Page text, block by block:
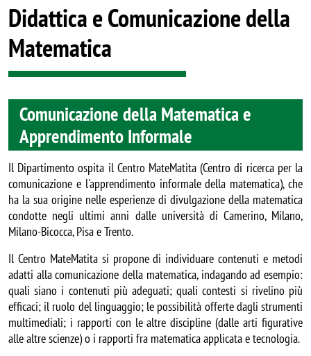
Didattica e Comunicazione della
Matematica
Comunicazione della Matematica e
Apprendimento Informale
Il Dipartimento ospita il Centro MateMatita (Centro di ricerca per la
comunicazione e l'apprendimento informale della matematica), che
ha la sua origine nelle esperienze di divulgazione della matematica
condotte negli ultimi anni dalle università di Camerino, Milano,
Milano-Bicocca, Pisa e Trento.
Il Centro MateMatita si propone di individuare contenuti e metodi
adatti alla comunicazione della matematica, indagando ad esempio:
quali siano i contenuti più adeguati; quali contesti si rivelino più
efficaci; il ruolo del linguaggio; le possibilità offerte dagli strumenti
multimediali; i rapporti con le altre discipline (dalle arti figurative
alle altre scienze) o i rapporti fra matematica applicata e tecnologia.